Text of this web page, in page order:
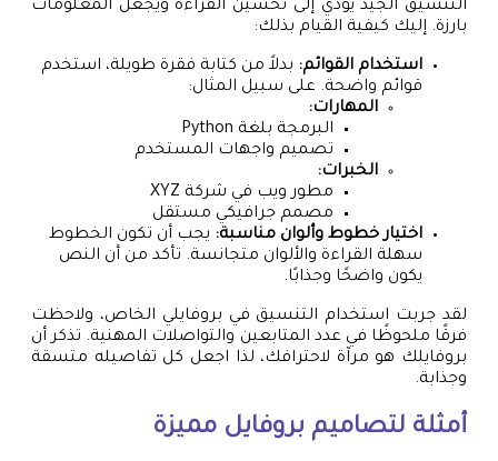
التنسيق الجيد يؤدي إلى تحسين القراءة ويجعل المعلومات
بارزة. إليك كيفية القيام بذلك:
استخدام القوائم: بدلاً من كتابة فقرة طويلة، استخدم
قوائم واضحة. على سبيل المثال:
المهارات:
البرمجة بلغة Python
تصميم واجهات المستخدم
الخبرات:
مطور ويب في شركة XYZ
مصمم جرافيكي مستقل
اختيار خطوط وألوان مناسبة: يجب أن تكون الخطوط
سهلة القراءة والألوان متجانسة. تأكد من أن النص
يكون واضحًا وجذابًا.
لقد جربت استخدام التنسيق في بروفايلي الخاص، ولاحظت
فرقًا ملحوظًا في عدد المتابعين والتواصلات المهنية. تذكر أن
بروفايلك هو مرآة لاحترافك، لذا اجعل كل تفاصيله متسقة
وجذابة.
أمثلة لتصاميم بروفايل مميزة